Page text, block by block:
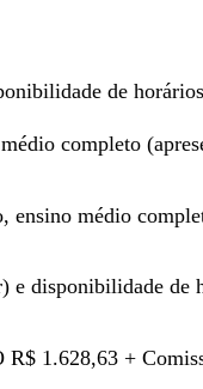
de
completo
ensino médio
e disponibilidade
1.628,63 +